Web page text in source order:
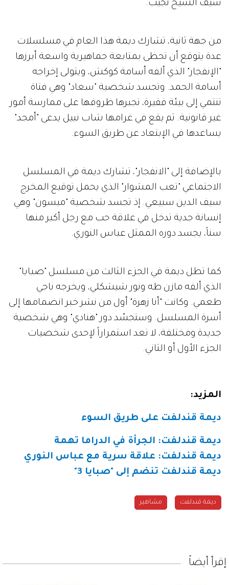
سيف الشيخ نجيب.
من جهة ثانية، تشارك ديمة هذا العام في مسلسلات
عدة يتوقع أن تحظى بمتابعة جماهيرية واسعة أبرزها
"الإنفجار" الذي ألفه أسامة كوكش، ويتولى إخراجه
أسامة الحمد. وتجسد شخصية "سعاد" وهي فتاة
تنتمي إلى بيئة فقيرة، تجبرها ظروفها على ممارسة أمور
غير قانونية. ثم يقع في غرامها شاب نبيل يدعى "أمجد"
يساعدها في الإبتعاد عن طريق السوء.
بالإضافة إلى "الانفجار"، تشارك ديمة في المسلسل
الاجتماعي "تعب المشوار" الذي يحمل توقيع المخرج
سيف الدين سبيعي. إذ تجسد شخصية "ميسون" وهي
إنسانة جدية تدخل في علاقة حب مع رجل أكبر منها
سناً، يجسد دوره الممثل عباس النوري.
كما تطل ديمة في الجزء الثالث من مسلسل "صبايا"
الذي ألفه مازن طه ونور شيشكلي، ويخرجه ناجي
طعمي. وكانت "أنا زهرة" أول من نشر خبر انضمامها إلى
أسرة المسلسل. وستجسّد دور "هنادي" وهي شخصية
جديدة ومختلفة، لا تعد استمراراً لإحدى شخصيات
الجزء الأول أو الثاني.
المزيد:
ديمة قندلفت على طريق السوء
ديمة قندلفت: الجرأة في الدراما تهمة
ديمة قندلفت: علاقة سرية مع عباس النوري
ديمة قندلفت تنضم إلى "صبايا 3"
ديمة قندلفت مشاهير
إقرأ أيضاً